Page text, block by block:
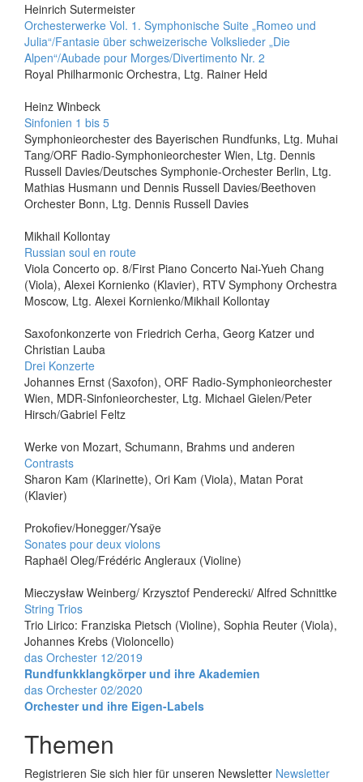
Heinrich Sutermeister
Orchesterwerke Vol. 1. Symphonische Suite „Romeo und
Julia“/Fantasie über schweizerische Volkslieder „Die
Alpen“/Aubade pour Morges/Divertimento Nr. 2
Royal Philharmonic Orchestra, Ltg. Rainer Held
Heinz Winbeck
Sinfonien 1 bis 5
Symphonieorchester des Bayerischen Rundfunks, Ltg. Muhai
Tang/ORF Radio-Symphonieorchester Wien, Ltg. Dennis
Russell Davies/Deutsches Symphonie-Orchester Berlin, Ltg.
Mathias Husmann und Dennis Russell Davies/Beethoven
Orchester Bonn, Ltg. Dennis Russell Davies
Mikhail Kollontay
Russian soul en route
Viola Concerto op. 8/First Piano Concerto Nai-Yueh Chang
(Viola), Alexei Kornienko (Klavier), RTV Symphony Orchestra
Moscow, Ltg. Alexei Kornienko/Mikhail Kollontay
Saxofonkonzerte von Friedrich Cerha, Georg Katzer und
Christian Lauba
Drei Konzerte
Johannes Ernst (Saxofon), ORF Radio-Symphonieorchester
Wien, MDR-Sinfonieorchester, Ltg. Michael Gielen/Peter
Hirsch/Gabriel Feltz
Werke von Mozart, Schumann, Brahms und anderen
Contrasts
Sharon Kam (Klarinette), Ori Kam (Viola), Matan Porat
(Klavier)
Prokofiev/Honegger/Ysaÿe
Sonates pour deux violons
Raphaël Oleg/Frédéric Angleraux (Violine)
Mieczysław Weinberg/ Krzysztof Penderecki/ Alfred Schnittke
String Trios
Trio Lirico: Franziska Pietsch (Violine), Sophia Reuter (Viola),
Johannes Krebs (Violoncello)
Beitrags-
Navigation
das Orchester 12/2019
Rundfunkklangkörper und ihre Akademien
das Orchester 02/2020
Orchester und ihre Eigen-Labels
Themen
Registrieren Sie sich hier für unseren Newsletter Newsletter